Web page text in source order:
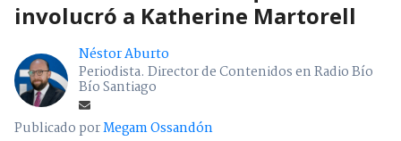
involucró a Katherine Martorell
Néstor Aburto
Periodista. Director de Contenidos en Radio Bío
Bío Santiago
Publicado porMegam Ossandón